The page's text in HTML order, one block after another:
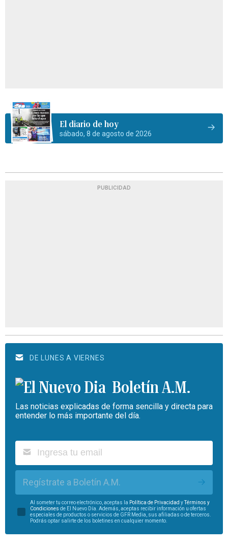
El diario de hoy
sábado, 8 de agosto de 2026
PUBLICIDAD
DE LUNES A VIERNES
Boletín A.M.
Las noticias explicadas de forma sencilla y directa para
entender lo más importante del día.
Regístrate a Boletín A.M.
Al someter tu correo electrónico, aceptas la Política de Privacidad yTérminos y
Condiciones de El Nuevo Día. Además, aceptas recibir información u ofertas
especiales de productos o servicios de GFR Media, sus afiliadas o de terceros.
Podrás optar salirte de los boletines en cualquier momento.